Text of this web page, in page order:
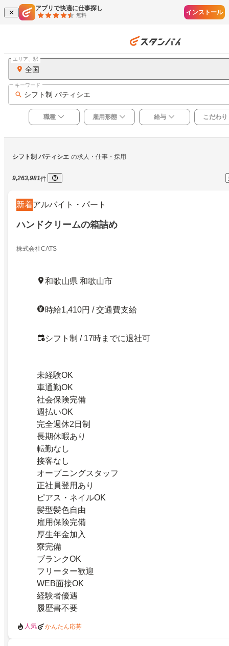
アプリで快適に仕事探し
無料 インストール
全国
エリア、駅
シフト制 パティシエ
キーワード
職種 雇用形態 給与 こだわり
シフト制 パティシエ の求人・仕事・採用
9,263,981件
新着アルバイト・パート
ハンドクリームの箱詰め
株式会社CATS
和歌山県 和歌山市
時給1,410円 / 交通費支給
シフト制 / 17時までに退社可
未経験OK
車通勤OK
社会保険完備
週払いOK
完全週休2日制
長期休暇あり
転勤なし
接客なし
オープニングスタッフ
正社員登用あり
ピアス・ネイルOK
髪型髪色自由
雇用保険完備
厚生年金加入
寮完備
ブランクOK
フリーター歓迎
WEB面接OK
経験者優遇
履歴書不要
人気 かんたん応募